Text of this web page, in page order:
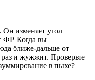
изменяет угол
ФР. Когда вы
ближе-дальше от
и жужжит. Проверьте
в пыхе?